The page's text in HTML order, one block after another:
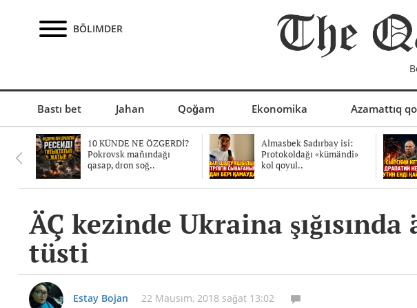
BÖLIMDER
Bastı bet Jahan Qoğam Ekonomika Azamattıq
10 KÜNDE NE ÖZGERDİ?
Pokrovsk mañındağı
qasap, dron soğ..
Almasbek Sadırbay isi:
Protokoldağı «kümändi»
kol qoyul..
ÄÇ kezinde Ukraina
tüsti
Estay Bojan 22 Mausım, 2018 sağat 13:02